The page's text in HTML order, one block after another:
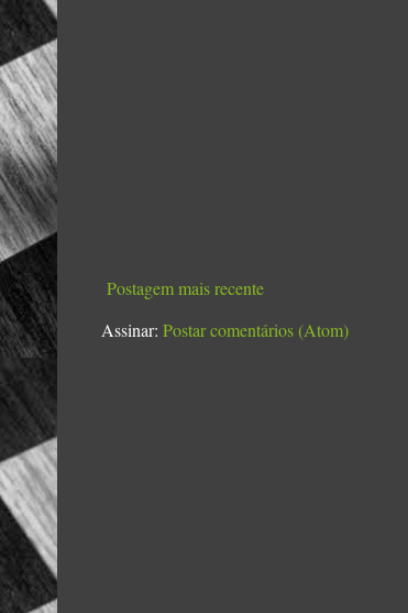
Postagem mais recente
Assinar: Postar comentários (Atom)